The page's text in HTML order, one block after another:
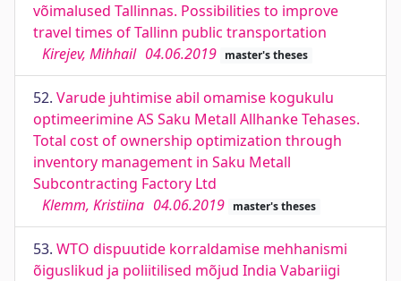
võimalused Tallinnas. Possibilities to improve
travel times of Tallinn public transportation
Kirejev, Mihhail 04.06.2019 master's theses
52. Varude juhtimise abil omamise kogukulu
optimeerimine AS Saku Metall Allhanke Tehases.
Total cost of ownership optimization through
inventory management in Saku Metall
Subcontracting Factory Ltd
Klemm, Kristiina 04.06.2019 master's theses
53. WTO dispuutide korraldamise mehhanismi
õiguslikud ja poliitilised mõjud India Vabariigi